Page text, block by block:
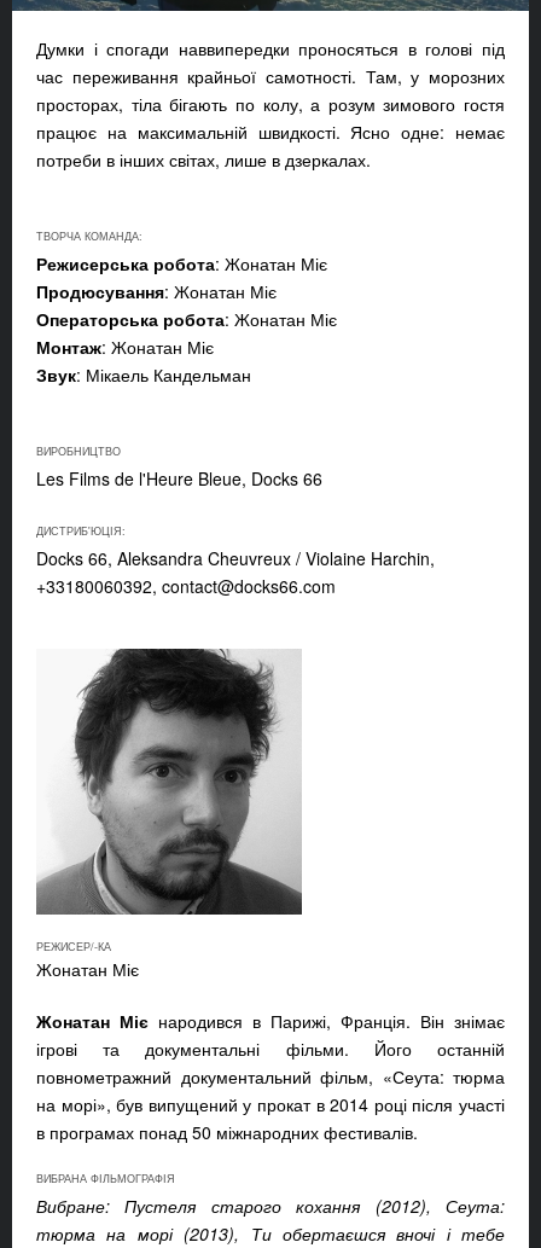
Думки і спогади наввипередки проносяться в голові під
час переживання крайньої самотності. Там, у морозних
просторах, тіла бігають по колу, а розум зимового гостя
працює на максимальній швидкості. Ясно одне: немає
потреби в інших світах, лише в дзеркалах.
ТВОРЧА КОМАНДА:
Режисерська робота: Жонатан Міє
Продюсування: Жонатан Міє
Операторська робота: Жонатан Міє
Монтаж: Жонатан Міє
Звук: Мікаель Кандельман
ВИРОБНИЦТВО
Les Films de l'Heure Bleue, Docks 66
ДИСТРИБ'ЮЦІЯ:
Docks 66, Aleksandra Cheuvreux / Violaine Harchin,
+33180060392, contact@docks66.com
РЕЖИСЕР/-КА
Жонатан Міє
Жонатан Міє народився в Парижі, Франція. Він знімає
ігрові та документальні фільми. Його останній
повнометражний документальний фільм, «Сеута: тюрма
на морі», був випущений у прокат в 2014 році після участі
в програмах понад 50 міжнародних фестивалів.
ВИБРАНА ФІЛЬМОГРАФІЯ
Вибране: Пустеля старого кохання (2012), Сеута:
тюрма на морі (2013), Ти обертаєшся вночі і тебе